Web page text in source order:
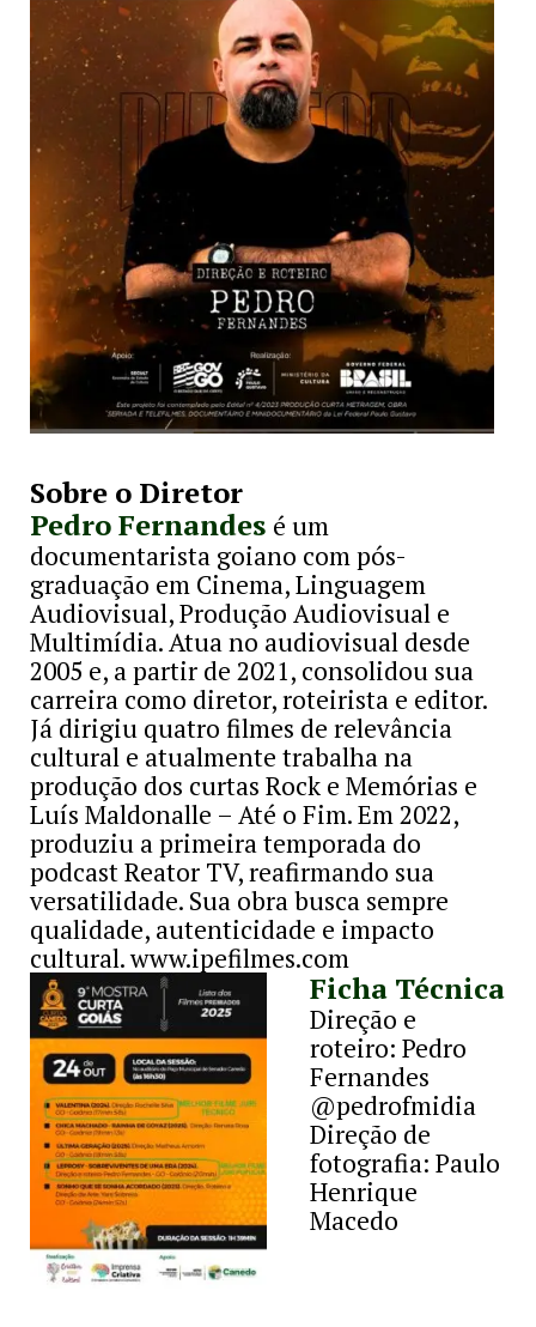
Sobre o Diretor
Pedro Fernandes é um
documentarista goiano com pós-
graduação em Cinema, Linguagem
Audiovisual, Produção Audiovisual e
Multimídia. Atua no audiovisual desde
2005 e, a partir de 2021, consolidou sua
carreira como diretor, roteirista e editor.
Já dirigiu quatro filmes de relevância
cultural e atualmente trabalha na
produção dos curtas Rock e Memórias e
Luís Maldonalle – Até o Fim. Em 2022,
produziu a primeira temporada do
podcast Reator TV, reafirmando sua
versatilidade. Sua obra busca sempre
qualidade, autenticidade e impacto
cultural. www.ipefilmes.com
Ficha Técnica
Direção e
roteiro: Pedro
Fernandes
@pedrofmidia
Direção de
fotografia: Paulo
Henrique
Macedo